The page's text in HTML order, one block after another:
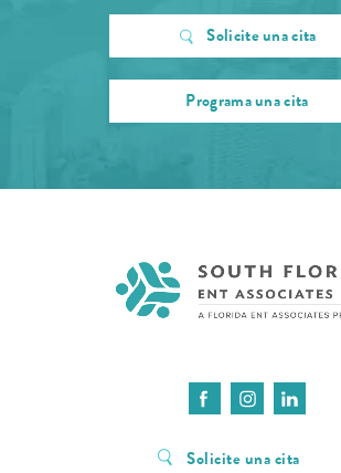
Solicite una cita
Programa una cita
Solicite una cita